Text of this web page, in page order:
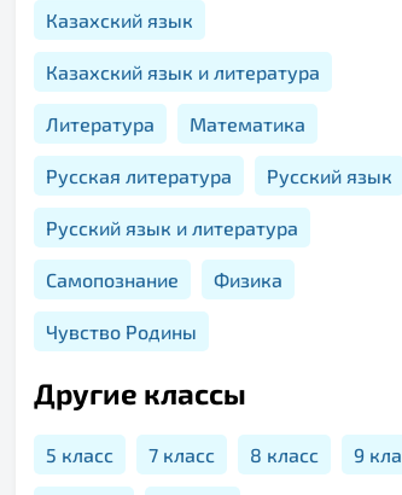
Казахский язык
Казахский язык и литература
Литература Математика
Русская литература Русский язык
Русский язык и литература
Самопознание Физика
Чувство Родины
Другие классы
5 класс 7 класс 8 класс 9